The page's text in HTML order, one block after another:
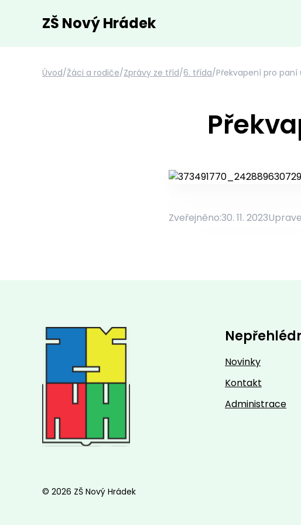
ZŠ Nový Hrádek
Úvod/Žáci a rodiče/Zprávy ze tříd/6. třída/Překvapení pro paní
Zveřejněno:30. 11. 2023
Novinky
Kontakt
Administrace
© 2026 ZŠ Nový Hrádek